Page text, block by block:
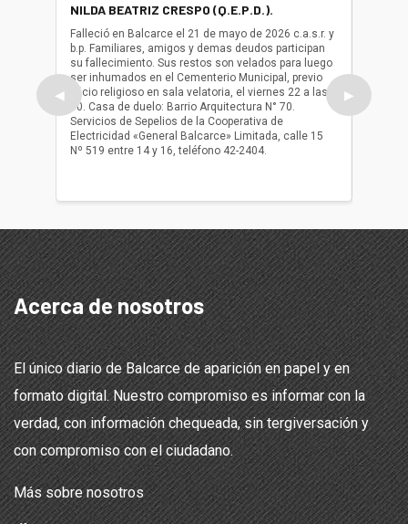
◀
NILDA BEATRIZ CRESPO (Q.E.P.D.).
Falleció en Balcarce el 21 de mayo de 2026 c.a.s.r. y
b.p. Familiares, amigos y demas deudos participan
su fallecimiento. Sus restos son velados para luego
ser inhumados en el Cementerio Municipal, previo
oficio religioso en sala velatoria, el viernes 22 a las
10. Casa de duelo: Barrio Arquitectura N° 70.
Servicios de Sepelios de la Cooperativa de
Electricidad «General Balcarce» Limitada, calle 15
Nº 519 entre 14 y 16, teléfono 42-2404.
ser
oficio
▶
Acerca de nosotros
El único diario de Balcarce de aparición en papel y en
formato digital. Nuestro compromiso es informar con la
verdad, con información chequeada, sin tergiversación y
con compromiso con el ciudadano.
Más sobre nosotros